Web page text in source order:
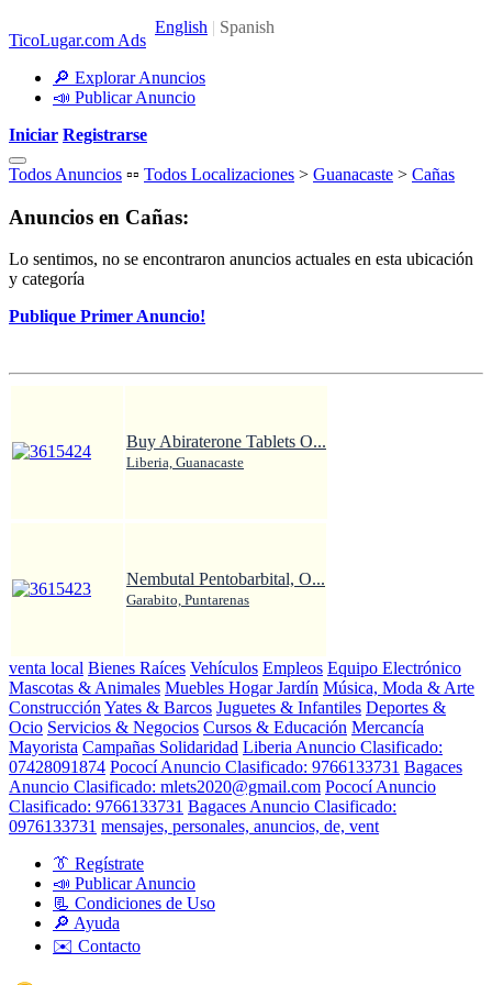
TicoLugar.com Ads
🔎 Explorar Anuncios
📣 Publicar Anuncio
Iniciar Registrarse
Todos Anuncios ▫️▫️ Todos Localizaciones > Guanacaste > Cañas
Anuncios en Cañas:
Lo sentimos, no se encontraron anuncios actuales en esta ubicación
y categoría
Publique Primer Anuncio!
Buy Abiraterone Tablets O...
Liberia, Guanacaste
Nembutal Pentobarbital, O...
Garabito, Puntarenas
venta local Bienes Raíces Vehículos Empleos Equipo Electrónico
Mascotas & Animales Muebles Hogar Jardín Música, Moda & Arte
ConstrucciónYates & Barcos Juguetes & Infantiles Deportes &
Ocio Servicios & Negocios Cursos & Educación Mercancía
Mayorista Campañas Solidaridad Liberia Anuncio Clasificado:
07428091874 Pococí Anuncio Clasificado: 9766133731 Bagaces
Anuncio Clasificado: mlets2020@gmail.com Pococí Anuncio
Clasificado: 9766133731 Bagaces Anuncio Clasificado:
0976133731 mensajes, personales, anuncios, de, vent
👔 Regístrate
📣 Publicar Anuncio
📃 Condiciones de Uso
🔎 Ayuda
✉️ Contacto